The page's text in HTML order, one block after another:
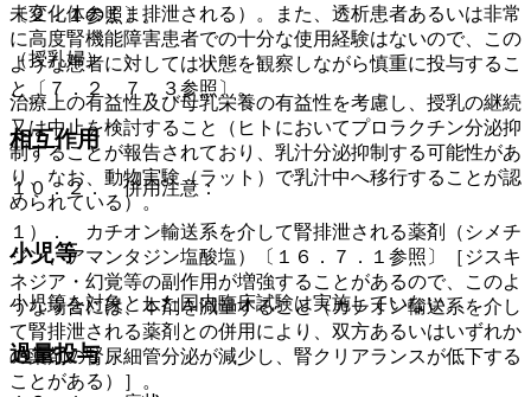
〔２．１参照〕。
（授乳婦）
治療上の有益性及び母乳栄養の有益性を考慮し、授乳の継続
又は中止を検討すること（ヒトにおいてプロラクチン分泌抑
制することが報告されており、乳汁分泌抑制する可能性があ
り、なお、動物実験（ラット）で乳汁中へ移行することが認
められている）。
小児等
小児等を対象とした国内臨床試験は実施していない。
過量投与
未変化体のまま排泄される）。また、透析患者あるいは非常
に高度腎機能障害患者での十分な使用経験はないので、この
ような患者に対しては状態を観察しながら慎重に投与するこ
と〔７．２、７．３参照〕。
相互作用
１０．２． 併用注意：
１）． カチオン輸送系を介して腎排泄される薬剤（シメチ
ジン、アマンタジン塩酸塩）〔１６．７．１参照〕［ジスキ
ネジア・幻覚等の副作用が増強することがあるので、このよ
うな場合には、本剤を減量すること（カチオン輸送系を介し
て腎排泄される薬剤との併用により、双方あるいはいずれか
の薬剤の腎尿細管分泌が減少し、腎クリアランスが低下する
ことがある）］。